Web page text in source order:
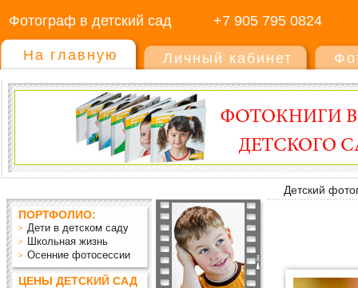
Фотограф в детский сад +7 905 795 0824
На главную Личный кабинет
Детский
ПОРТФОЛИО:
Дети в детском саду
Школьная жизнь
Осенние фотосессии
ЦЕНЫ ДЕТСКИЙ САД